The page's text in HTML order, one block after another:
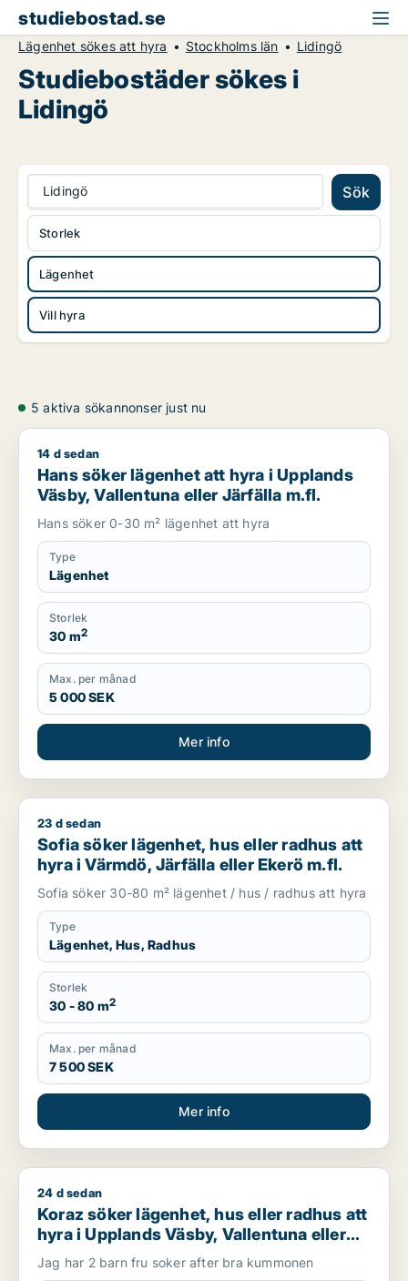
studiebostad.se
Lägenhet sökes att hyra Stockholms län Lidingö
Studiebostäder sökes i
Lidingö
Lidingö Sök
Lägenhet
Vill hyra
Storlek
5 aktiva sökannonser just nu
Hans söker lägenhet att hyra i Upplands Väsby, Vallentuna
14 d sedan
Hans söker lägenhet att hyra i Upplands
Väsby, Vallentuna eller Järfälla m.fl.
Hans söker 0-30 m² lägenhet att hyra
Type
Lägenhet
Storlek
30 m2
Max. per månad
5 000 SEK
Mer info
Sofia söker lägenhet, hus eller radhus att hyra i Värmdö,
23 d sedan
Sofia söker lägenhet, hus eller radhus att
hyra i Värmdö, Järfälla eller Ekerö m.fl.
Sofia söker 30-80 m² lägenhet / hus / radhus att hyra
Type
Lägenhet, Hus, Radhus
Storlek
30 - 80 m2
Max. per månad
7 500 SEK
Mer info
Koraz söker lägenhet, hus eller radhus att hyra i Upplands
24 d sedan
Koraz söker lägenhet, hus eller radhus att
hyra i Upplands Väsby, Vallentuna eller
Järfälla m.fl.
Jag har 2 barn fru soker after bra kummonen